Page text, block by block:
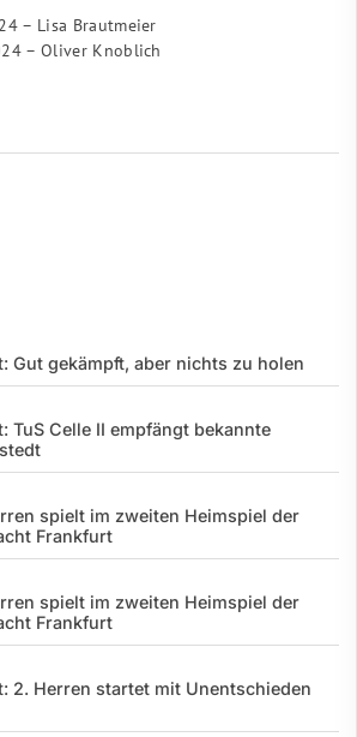
– Lisa Brautmeier
– Oliver Knoblich
Gut gekämpft, aber nichts zu holen
TuS Celle II empfängt bekannte
spielt im zweiten Heimspiel der
Frankfurt
spielt im zweiten Heimspiel der
Frankfurt
2. Herren startet mit Unentschieden